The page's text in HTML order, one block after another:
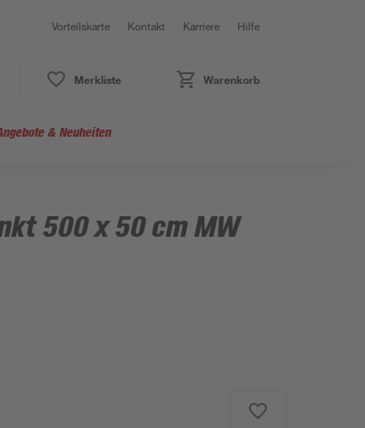
Vorteilskarte Kontakt Karriere Hilfe
Merkliste Warenkorb
& Neuheiten
500 x 50 cm MW